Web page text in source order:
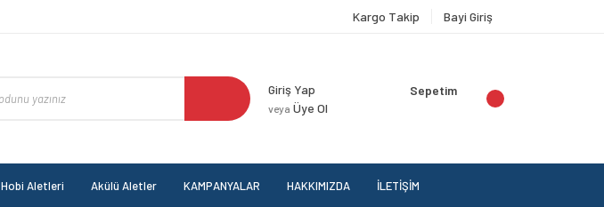
Kargo Takip Bayi Giriş
Giriş Yap
veya Üye Ol
Sepetim
Hobi Aletleri Akülü Aletler KAMPANYALAR HAKKIMIZDA İLETİŞİM